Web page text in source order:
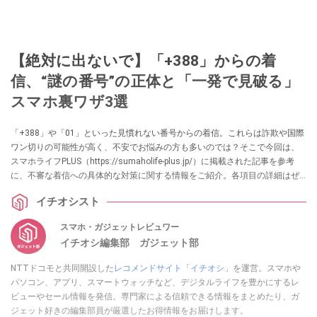
【絶対に出ないで】「+388」からの着
信、“謎の番号”の正体と「一発で見破る」
スマホ裏ワザ3選
「+388」や「01」といった見慣れない番号からの着信。これらは詐欺や国際
ワン切りの可能性が高く、不安でお悩みの方も多いのでは？そこで今回は、
スマホライフPLUS（https://sumaholife-plus.jp/）に掲載された記事を参考
に、不審な着信への具体的な対策に関する情報をご紹介。各項目の詳細はぜ
イチオシスト
スマホ・ガジェットレビュワー
イチオシ編集部 ガジェット部
NTTドコモと共同開設した レコメンドサイト「イチオシ」 を運営。スマホや
パソコン、アプリ、スマートウォッチなど、デジタルライフを豊かにするレ
ビューやセール情報を発信。専門家による信頼できる情報をまとめたり、ガ
ジェット好きの編集部員が厳選したお得情報をお届けします。